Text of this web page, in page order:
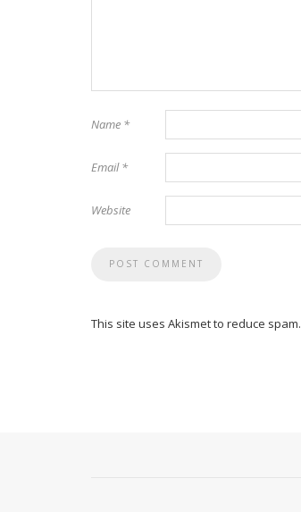
Name *
Email*
Website
This site uses Akismet to reduce spam.